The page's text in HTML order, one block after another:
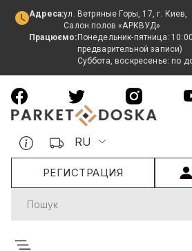
Адреса:ул. Ветряные Горы, 17, г. Киев,
Салон полов «АРКВУД»
Працюємо: Понедельник-пятница:
предварительной записи)
Суббота, воскресенье: по
RU
РЕГИСТРАЦИЯ
Search